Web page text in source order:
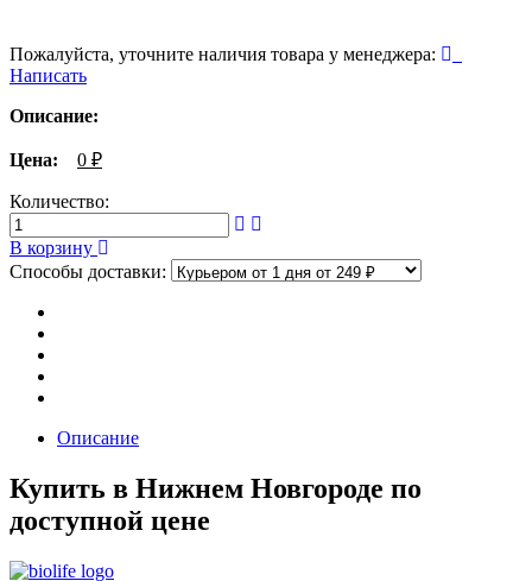
Пожалуйста, уточните наличия товара у менеджера:
Написать
Описание:
Цена: 0 ₽
Количество:
В корзину
Способы доставки:
Описание
Купить в Нижнем Новгороде по
доступной цене